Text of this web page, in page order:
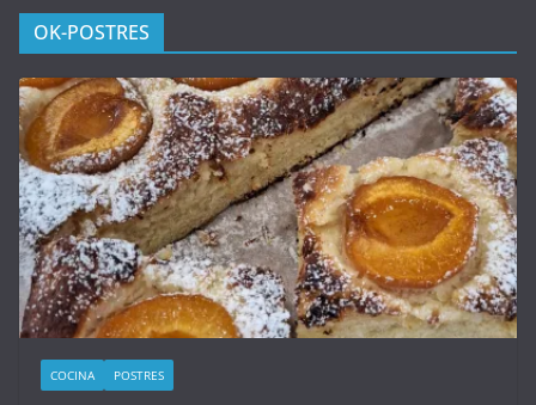
OK-POSTRES
COCINA POSTRES